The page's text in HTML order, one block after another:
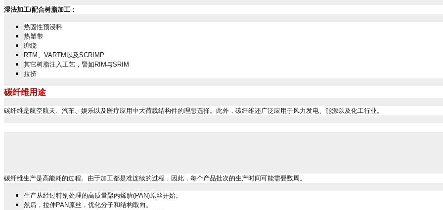
湿法加工/配合树脂加工：
热固性预浸料
热塑带
缠绕
RTM 、 VARTM 以及SCRIMP
其它树脂注入工艺，譬如 RIM与SRIM
拉挤
碳纤维用途
碳纤维是航空航天、汽车、娱乐以及医疗应用中大荷载结构件的理想选择。此外，碳纤维还广泛应用于风力发电、能源以及化工行业。
碳纤维生产是高能耗的过程。由于加工都是准连续的过程，因此，每个产品批次的生产时间可能需要数周。
生产从经过特别处理的高质量聚丙烯腈(PAN)原丝开始。
然后，拉伸 PAN原丝，优化分子和结构取向。